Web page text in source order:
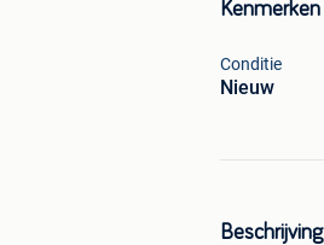
Kenmerken
Conditie
Nieuw
Beschrijving